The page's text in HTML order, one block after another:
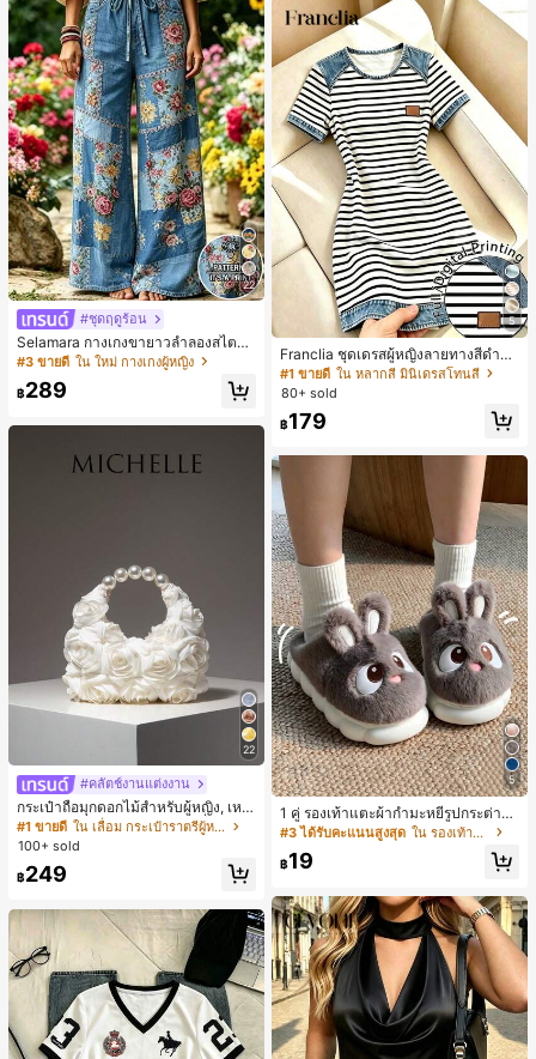
22
#ชุดฤดูร้อน
Selamara กางเกงขายาวลำลองสไตล์โ
บฮีเมียนสำหรับพักผ่อน สีกากี ผิวสัมผัส
มีเท็กซ์เจอร์ เอวสูงทรงหลวม เอวยางยืด
พร้อมเชือกรูด ทรงขาตรงทิ้งตัว ขากว้า
ดินทาง
#3 ขายดี ใน ใหม่ กางเกงผู้หญิง
฿289
22
#คลัตช์งานแต่งงาน
กระเป๋าถือมุกดอกไม้สำหรับผู้หญิง, เหม
าะสำหรับชุดราตรี, ชุดบอล, เครื่องประ
ดับงานแต่งงาน, กระเป๋าสตางค์สุภาพส
สุ่ม)
#1 ขายดี
ใน เลื่อม กระเป๋าราตรีผู้หญิง
100+ sold
฿249
5
Franclia ชุดเดรสผู้หญิงลายทางสีดำขา
วแบบแพตช์เวิร์กเอฟเฟกต์เดนิม สำหรั
บฤดูร้อน รุ่นใหม่ พิมพ์ดิจิทัลลายทางแบ
#1 ขายดี ใน หลากสี มินิเดรสโทนสี
80+ sold
฿179
5
1 คู่ รองเท้าแตะผ้ากำมะหยี่รูปกระต่าย
สำหรับผู้หญิง, อบอุ่นและสบาย, เหมาะ
สำหรับใส่ลำลองในฤดูใบไม้ร่วง/ฤดูหน
าว, รองเท้าบ้านผู้หญิงหรูหราใหม่, ส้นเ
รับฤดูหนาวที่อบอุ่น, รองเท้าแตะผ้ากำม
ะหยี่น่ารัก, ของขวัญปีใหม่/วันวาเลนไท
น์ในอุดมคติ, รองเท้าแตะคู่รัก, ของขวั
ญวันแม่, สวน, ของตกแต่งห้องครัว, ฤดู
ร้อน, ชายหาด, ของใช้จำเป็นสำหรับกา
รเดินทาง, ของตกแต่งห้อง, นุ่มนิ่ม, การ
สำเร็จการศึกษา, ชั้นวางรองเท้า, ประห
ยัดพื้นที่จัดเก็บ, กลางแจ้ง, สวน, พิธีสำเ
ร็จการศึกษา, พิธีจบการศึกษา, ยินดีด้ว
ยบัณฑิต, บัณฑิตที่สำเร็จการศึกษา, ผู้ก
#3 ได้รับคะแนนสูงสุด ใน รองเท้าแตะใส่ในบ้าน
฿19